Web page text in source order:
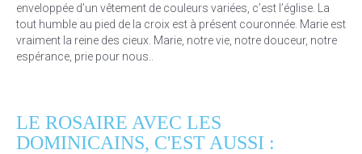
enveloppée d’un vêtement de couleurs variées, c’est l’église. La
tout humble au pied de la croix est à présent couronnée. Marie est
vraiment la reine des cieux. Marie, notre vie, notre douceur, notre
espérance, prie pour nous..
LE ROSAIRE AVEC LES
DOMINICAINS, C'EST AUSSI :